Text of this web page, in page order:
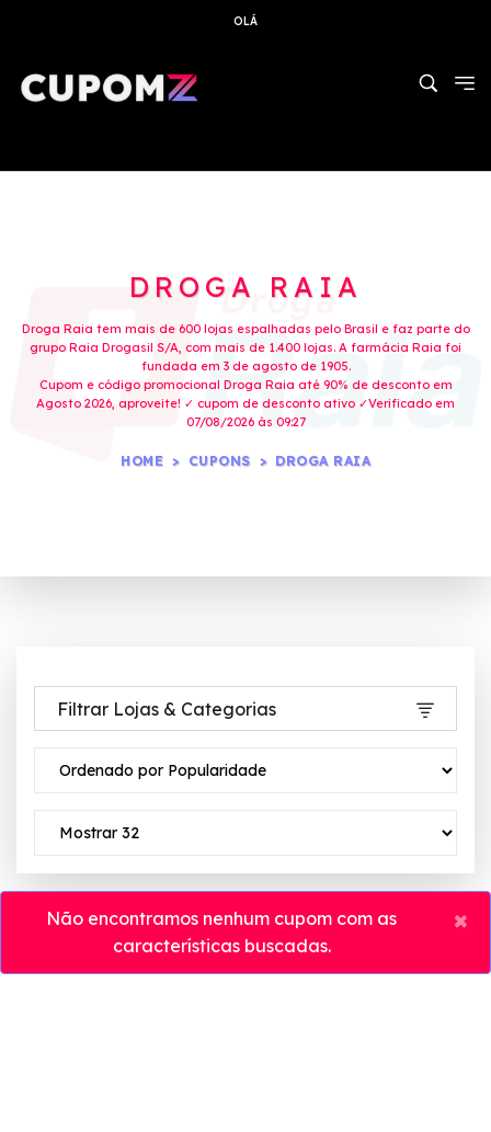
OLÁ
DROGA RAIA
Droga Raia tem mais de 600 lojas espalhadas pelo Brasil e faz parte do
grupo Raia Drogasil S/A, com mais de 1.400 lojas. A farmácia Raia foi
fundada em 3 de agosto de 1905.
Cupom e código promocional Droga Raia até 90% de desconto em
Agosto 2026, aproveite! ✓ cupom de desconto ativo ✓Verificado em
07/08/2026 às 09:27
HOME CUPONS DROGA RAIA
Filtrar Lojas & Categorias
Não encontramos nenhum cupom com as
características buscadas.
×